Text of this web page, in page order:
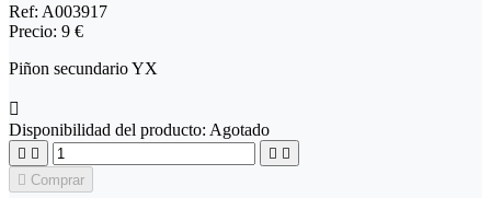
Ref: A003917
Precio: 9 €
Piñon secundario YX

Disponibilidad del producto: Agotado
   
 Comprar